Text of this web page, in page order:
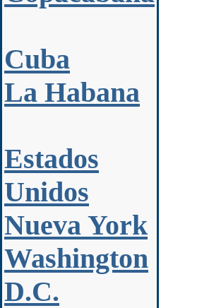
Cuba
La Habana
Estados
Unidos
Nueva York
Washington
D.C.